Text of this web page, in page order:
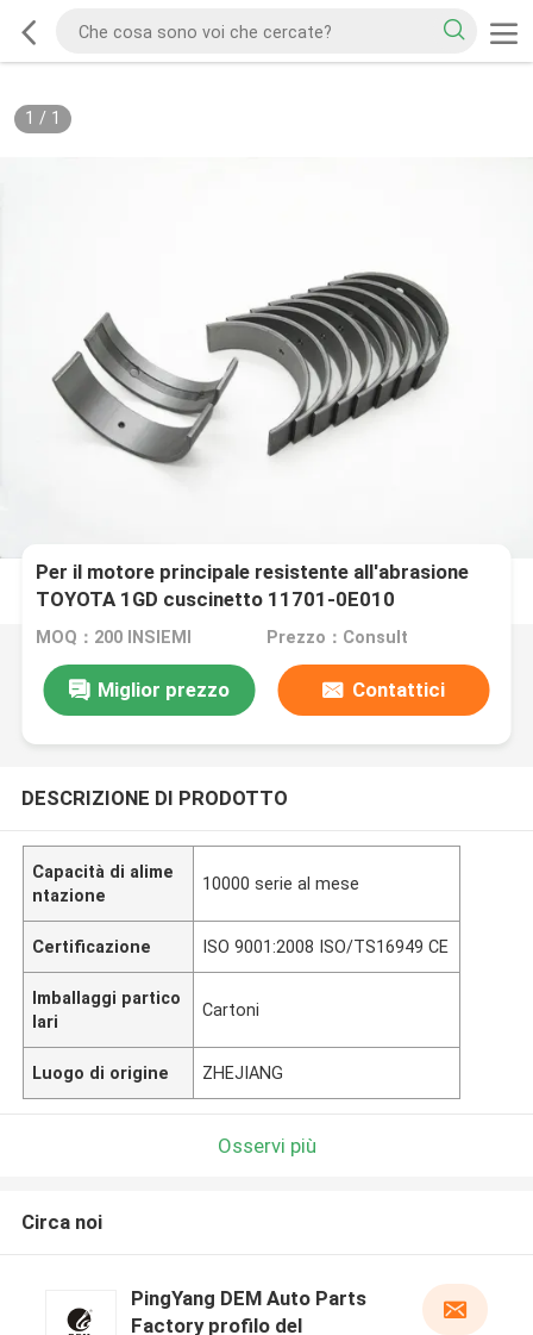
1 / 1
Per il motore principale resistente all'abrasione
TOYOTA 1GD cuscinetto 11701-0E010
MOQ：200 INSIEMI Prezzo：Consult
Miglior prezzo Contattici
DESCRIZIONE DI PRODOTTO
Capacità di alime
ntazione
10000 serie al mese
Certificazione ISO 9001:2008 ISO/TS16949 CE
Imballaggi partico
lari
Cartoni
Luogo di origine ZHEJIANG
Osservi più
Circa noi
PingYang DEM Auto Parts
Factory profilo del